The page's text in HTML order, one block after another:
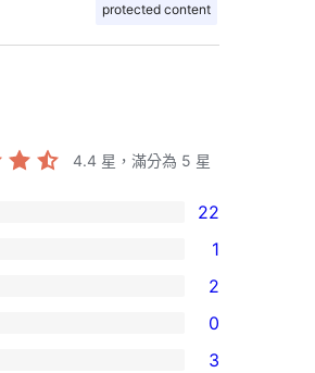
protected content
4.4 星，滿分為 5 星
22
1
2
0
3